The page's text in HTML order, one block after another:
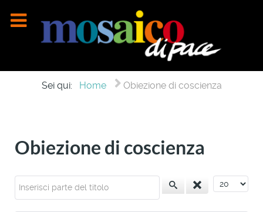
Sei qui: Home Obiezione di coscienza
Obiezione di coscienza
Inserisci parte del titolo Visualizza